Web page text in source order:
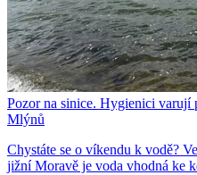
Pozor na sinice. Hygienici varují
Mlýnů
Chystáte se o víkendu k vodě?
jižní Moravě je voda vhodná ke